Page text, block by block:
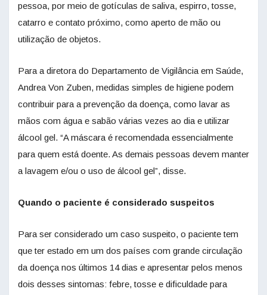
pessoa, por meio de gotículas de saliva, espirro, tosse,
catarro e contato próximo, como aperto de mão ou
utilização de objetos.
Para a diretora do Departamento de Vigilância em Saúde,
Andrea Von Zuben, medidas simples de higiene podem
contribuir para a prevenção da doença, como lavar as
mãos com água e sabão várias vezes ao dia e utilizar
álcool gel. “A máscara é recomendada essencialmente
para quem está doente. As demais pessoas devem manter
a lavagem e/ou o uso de álcool gel”, disse.
Quando o paciente é considerado suspeitos
Para ser considerado um caso suspeito, o paciente tem
que ter estado em um dos países com grande circulação
da doença nos últimos 14 dias e apresentar pelos menos
dois desses sintomas: febre, tosse e dificuldade para